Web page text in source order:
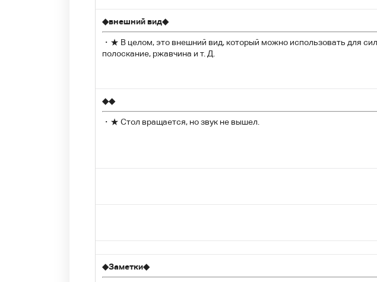
◆внешний вид◆
・★ В целом, это внешний вид, который можно использовать для
полоскание, ржавчина и т. Д.
◆◆
・★ Стол вращается, но звук не вышел.
◆Заметки◆